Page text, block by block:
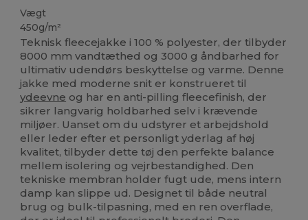
Vægt
450g/m²
Teknisk fleecejakke i 100 % polyester, der tilbyder
8000 mm vandtæthed og 3000 g åndbarhed for
ultimativ udendørs beskyttelse og varme. Denne
jakke med moderne snit er konstrueret til
ydeevne og har en anti-pilling fleecefinish, der
sikrer langvarig holdbarhed selv i krævende
miljøer. Uanset om du udstyrer et arbejdshold
eller leder efter et personligt yderlag af høj
kvalitet, tilbyder dette tøj den perfekte balance
mellem isolering og vejrbestandighed. Den
tekniske membran holder fugt ude, mens intern
damp kan slippe ud. Designet til både neutral
brug og bulk-tilpasning, med en ren overflade,